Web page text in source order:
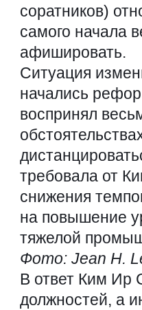
соратников)
самого начала
афишировать.
Ситуация
начались
воспринял
требовала от
снижения
на повышение
тяжелой
Фото: Jean H.
В ответ Ким Ир
должностей, а